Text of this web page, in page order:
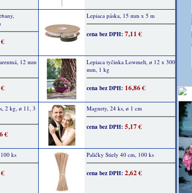
Lepiaca páska, 15 mm x 5 m
cena bez DPH: 7,11 €
12 mm
Lepiaca tyčinka Lowmelt, ø 12 x 300
mm, 1 kg
cena bez DPH: 16,86 €
2 kg, ø 11, 3
€
Magnety, 24 ks, ø 1 cm
cena bez DPH: 5,17 €
ks Paličky Stiely 40 cm, 100 ks
cena bez DPH: 2,62 €